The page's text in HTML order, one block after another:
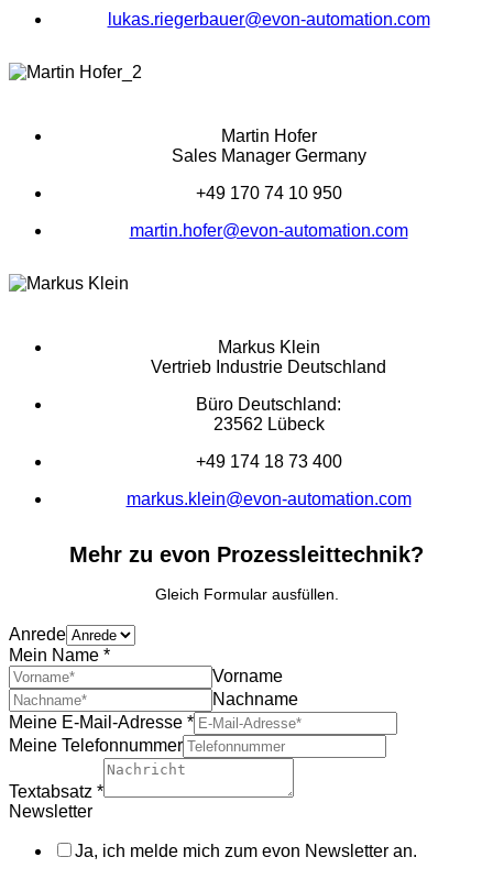
lukas.riegerbauer@evon-automation.com
Martin Hofer
Sales Manager Germany
+49 170 74 10 950
martin.hofer@evon-automation.com
Markus Klein
Vertrieb Industrie Deutschland
Büro Deutschland:
23562 Lübeck
+49 174 18 73 400
markus.klein@evon-automation.com
Mehr zu evon Prozessleittechnik?
Gleich Formular ausfüllen.
Anrede
Mein Name *
Vorname
Nachname
Meine E-Mail-Adresse *
Meine Telefonnummer
Textabsatz *
Newsletter
Ja, ich melde mich zum evon Newsletter an.